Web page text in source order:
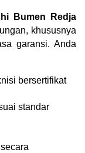
Bumen Redja
khususnya
garansi. Anda
bersertifikat
standar